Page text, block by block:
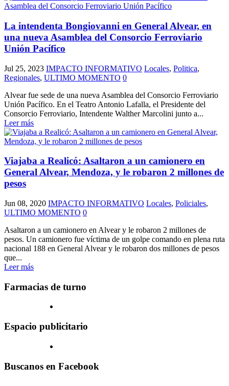
La intendenta Bongiovanni en General Alvear, en
una nueva Asamblea del Consorcio Ferroviario
Unión Pacífico
Jul 25, 2023 IMPACTO INFORMATIVO Locales, Politica,
Regionales, ULTIMO MOMENTO 0
Alvear fue sede de una nueva Asamblea del Consorcio Ferroviario
Unión Pacífico. En el Teatro Antonio Lafalla, el Presidente del
Consorcio Ferroviario, Intendente Walther Marcolini junto a...
Leer más
Viajaba a Realicó: Asaltaron a un camionero en
General Alvear, Mendoza, y le robaron 2 millones de
pesos
Jun 08, 2020 IMPACTO INFORMATIVO Locales, Policiales,
ULTIMO MOMENTO 0
Asaltaron a un camionero en Alvear y le robaron 2 millones de
pesos. Un camionero fue víctima de un golpe comando en plena ruta
nacional 188 en General Alvear y le robaron dos millones de pesos
que...
Leer más
Farmacias de turno
Espacio publicitario
Buscanos en Facebook